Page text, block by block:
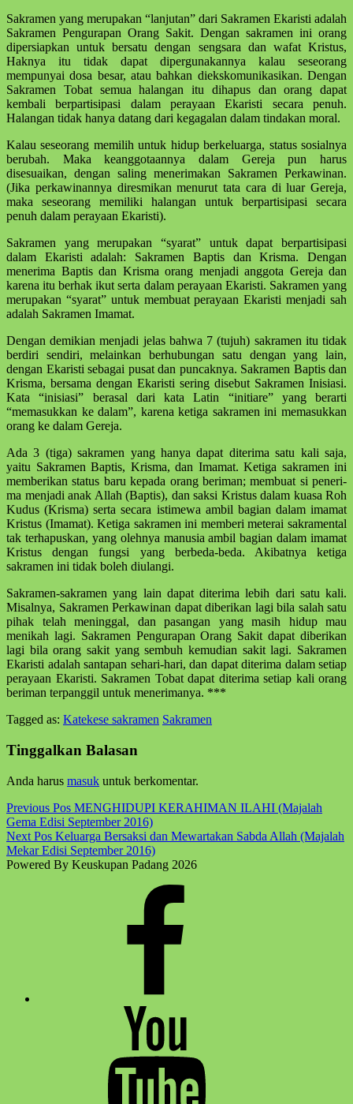
Sakramen yang merupakan “lanjut­an” dari Sakramen Ekaristi adalah
Sakra­men Pengurapan Orang Sakit. Dengan sakramen ini orang
dipersiapkan untuk bersatu dengan sengsara dan wafat Kristus,
Haknya itu tidak dapat diperg­unakannya kalau seseorang
mempunyai dosa besar, atau bahkan diekskomuni­kasikan. Dengan
Sakramen Tobat semua halang­an itu dihapus dan orang dapat
kembali berparti­sipasi dalam peraya­an Ekaristi secara penuh.
Halangan tidak hanya datang dari kegagalan dalam tindakan moral.
Kalau seseorang memi­lih untuk hidup berke­luarga, status sosialnya
berubah. Maka keanggotaannya dalam Gereja pun ha­rus
disesuaikan, dengan saling mene­rimakan Sakramen Perkawinan.
(Jika perka­winan­nya diresmikan menurut tata cara di luar Gereja,
maka seseorang memiliki ha­langan untuk berpartisipasi secara
penuh dalam perayaan Ekaristi).
Sakramen yang merupakan “syarat” untuk dapat berpartisipasi
dalam Ekaristi adalah: Sakramen Baptis dan Krisma. Dengan
menerima Baptis dan Krisma orang menjadi anggota Gereja dan
karena itu berhak ikut serta dalam perayaan Ekaristi. Sakramen yang
merupakan “syarat” untuk membuat perayaan Ekaristi menjadi sah
adalah Sakramen Imamat.
Dengan demikian menjadi jelas bahwa 7 (tujuh) sakramen itu tidak
berdiri sendiri, melainkan berhubungan satu dengan yang lain,
dengan Ekaristi sebagai pusat dan puncaknya. Sakramen Baptis dan
Krisma, bersama dengan Ekaristi sering disebut Sakramen Inisiasi.
Kata “inisiasi” berasal dari kata Latin “ini­tiare” yang berarti
“memasukkan ke da­lam”, karena ketiga sakramen ini mema­suk­kan
orang ke dalam Gereja.
Ada 3 (tiga) sakramen yang hanya da­pat diterima satu kali saja,
yaitu Sakramen Baptis, Krisma, dan Imamat. Ketiga sakramen ini
memberikan status baru kepada orang beriman; membuat si pene­ri­
ma menjadi anak Allah (Baptis), dan saksi Kristus dalam kuasa Roh
Kudus (Krisma) serta secara istimewa ambil ba­gian dalam imamat
Kristus (Imamat). Ke­tiga sakra­men ini memberi meterai sakra­mental
tak terhapuskan, yang olehnya ma­nu­sia ambil bagian dalam imamat
Kris­tus dengan fungsi yang berbeda-beda. Aki­batnya ketiga
sakramen ini tidak boleh diulangi.
Sakramen-sakramen yang lain dapat diterima lebih dari satu kali.
Misalnya, Sakramen Perkawinan dapat diberikan lagi bila salah satu
pihak telah meninggal, dan pasangan yang masih hidup mau
menikah lagi. Sakramen Pengurapan Orang Sakit dapat diberikan
lagi bila orang sakit yang sembuh kemudian sakit lagi. Sakramen
Ekaristi adalah santapan sehari-hari, dan dapat diterima dalam setiap
perayaan Ekaristi. Sakramen Tobat dapat diterima setiap kali orang
beriman ter­panggil untuk menerimanya. ***
Tagged as: Katekese sakramen Sakramen
back
main
navigation
Tinggalkan Balasan
Anda harus masuk untuk berkomentar.
Post
navigation
Previous Pos MENGHIDUPI KERAHIMAN ILAHI (Majalah
Gema Edisi September 2016)
Next Pos Keluarga Bersaksi dan Mewartakan Sabda Allah (Majalah
Mekar Edisi September 2016)
Powered By Keuskupan Padang 2026